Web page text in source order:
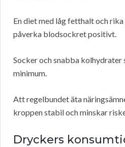
En diet med låg fetthalt och
påverka blodsockret positivt.
Socker och snabba kolhydrater
minimum.
Att regelbundet äta
kroppen stabil och minskar
Dryckers